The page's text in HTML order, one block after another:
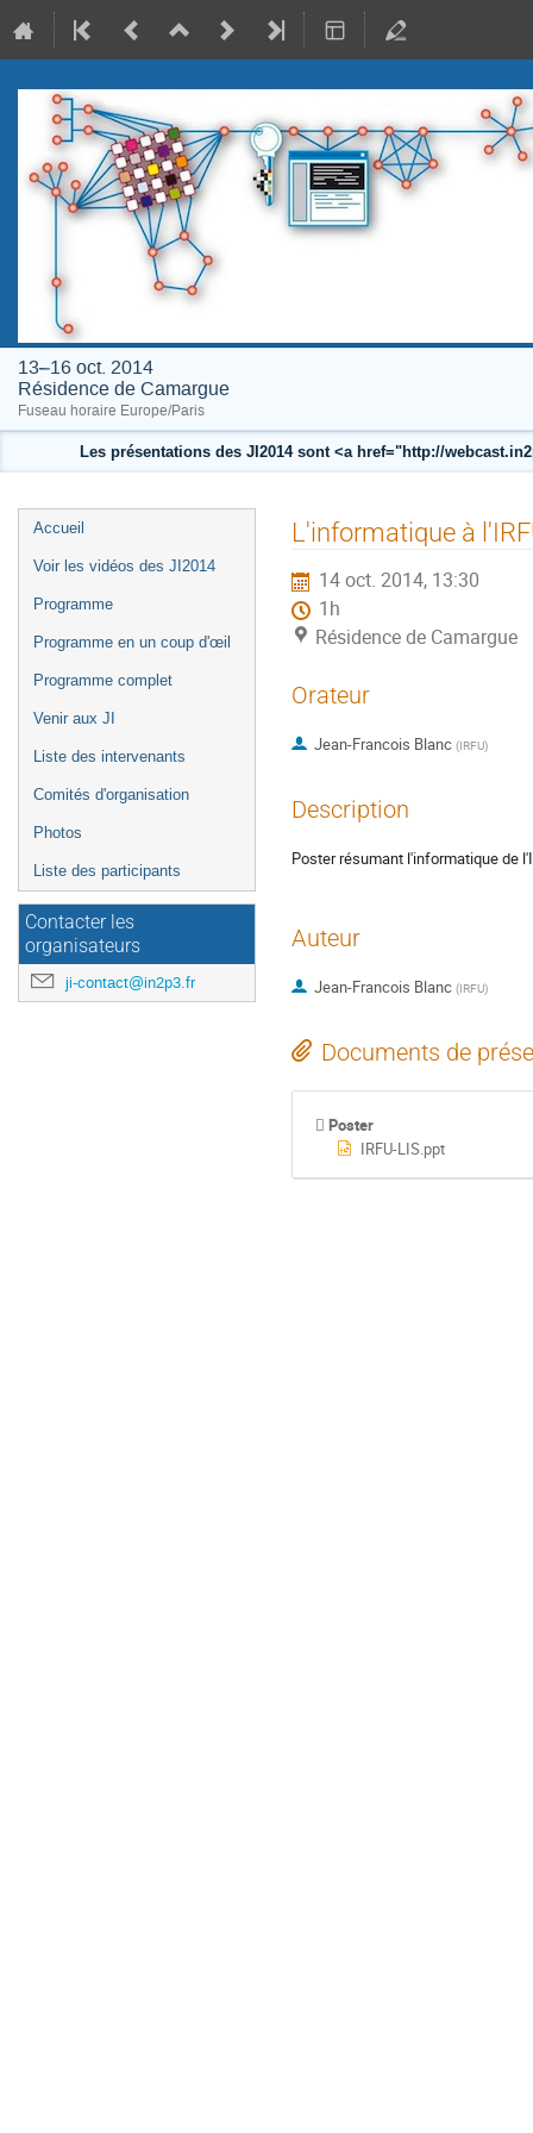
13–16 oct. 2014
Résidence de Camargue
Fuseau horaire Europe/Paris
Les présentations des JI2014 sont <a href="http://
Menu
de
Accueil
Voir les vidéos des JI2014
Programme
Programme en un coup d'œil
Programme complet
Venir aux JI
Liste des intervenants
Comités d'organisation
Photos
Liste des participants
Contacter les
organisateurs
ji-contact@in2p3.fr
L'informatique à
14 oct. 2014, 13:30
1h
Résidence de Camargue
Orateur
Jean-Francois Blanc (IRFU)
Description
Poster résumant l'informatique de
Auteur
Jean-Francois Blanc (IRFU)
Documents de
Poster
IRFU-LIS.ppt